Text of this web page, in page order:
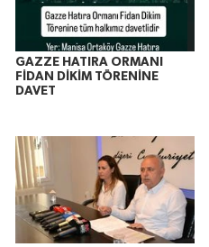
GAZZE HATIRA ORMANI
FİDAN DİKİM TÖRENİNE
DAVET